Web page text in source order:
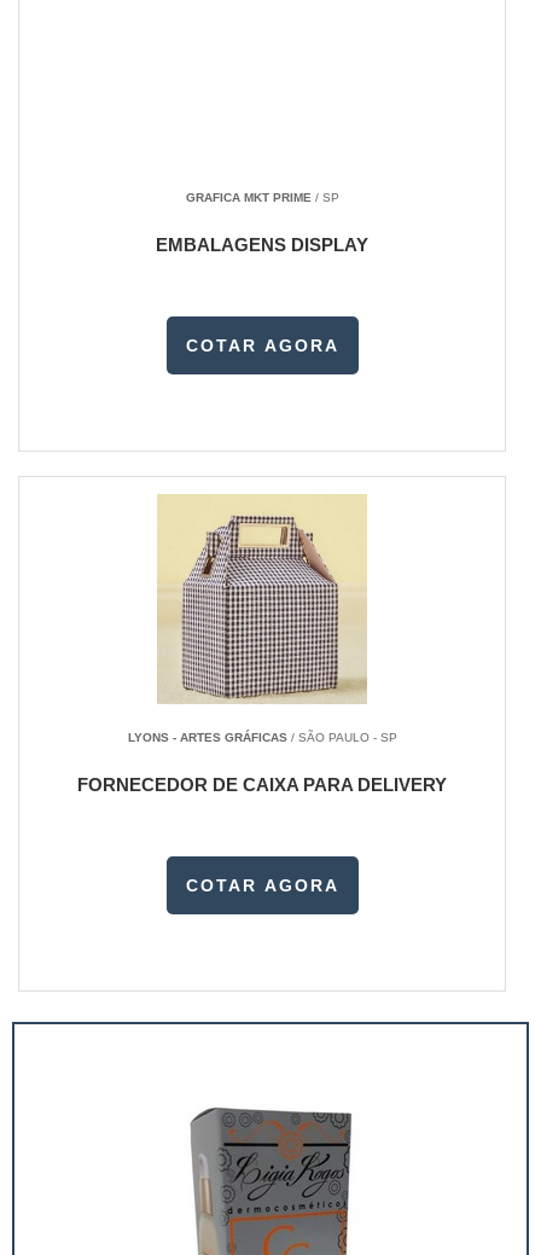
GRAFICA MKT PRIME/ SP
EMBALAGENS DISPLAY
COTAR AGORA
LYONS - ARTES GRÁFICAS/ SÃO PAULO - SP
FORNECEDOR DE CAIXA PARA DELIVERY
COTAR AGORA